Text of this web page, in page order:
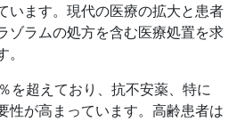
います。現代の医療の拡大と患者
ゾラムの処方を含む医療処置を求
を超えており、抗不安薬、特に
性が高まっています。高齢患者は